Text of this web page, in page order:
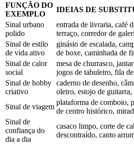
FUNÇÃO DO
EXEMPLO
IDEIAS DE
Sinal urbano
polido
entrada de livraria, café
terraço, corredor de
Sinal de estilo
de vida ativo
ginásio de escalada,
de boxe, caminhada de
Sinal de calor
social
mesa de churrasco,
jogos de tabuleiro, fila
Sinal de hobby
criativo
caderno de desenho,
oleiro, estojo de guitarra,
Sinal de viagem
plataforma de comboio,
de centro histórico,
Sinal de
confiança do
dia a dia
casaco limpo, corte de
descontraído, canto